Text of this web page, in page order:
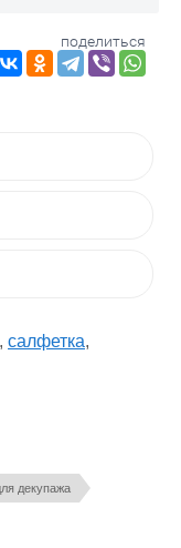
поделиться
, салфетка,
декупажа